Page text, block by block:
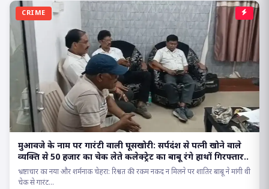
CRIME
मुआवजे के नाम पर गारंटी वाली घूसखोरी: सर्पदंश से पत्नी खोने वाले
व्यक्ति से 50 हजार का चेक लेते कलेक्ट्रेट का बाबू रंगे हाथों गिरफ्तार..
भ्रष्टाचार का नया और शर्मनाक चेहरा: रिश्वत की रकम नकद न मिलने पर शातिर बाबू ने मांगी थी
चेक से गारंट...